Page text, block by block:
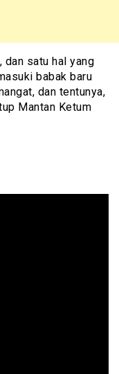
dan satu hal yang
babak baru
dan tentunya,
Mantan Ketum